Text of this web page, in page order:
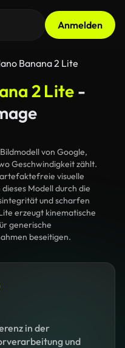
Anmelden
Banana 2 Lite
2 Lite -
von Google,
Geschwindigkeit zählt.
visuelle
Modell durch die
und scharfen
erzeugt kinematische
generische
beseitigen.
in der
und